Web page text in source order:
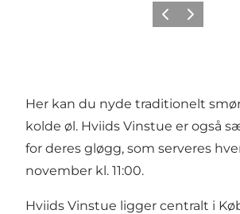
ForrigeNæste
Her kan du nyde traditionelt
kolde øl. Hviids Vinstue er også
for deres gløgg, som serveres
november kl. 11:00.
Hviids Vinstue ligger centralt i